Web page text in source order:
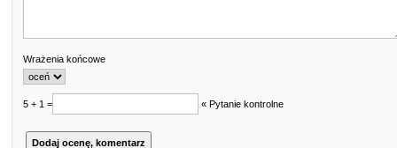
Wrażenia końcowe
5 + 1 = « Pytanie kontrolne